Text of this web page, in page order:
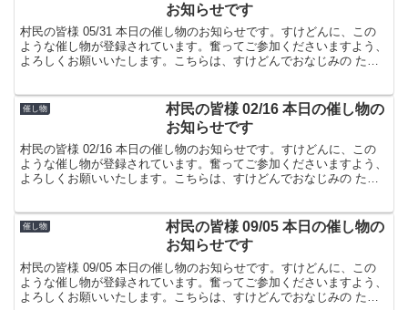
お知らせです
村民の皆様 05/31 本日の催し物のお知らせです。すけどんに、この
ような催し物が登録されています。奮ってご参加くださいますよう、
よろしくお願いいたします。こちらは、すけどんでおなじみの たま
催し物
村民の皆様 02/16 本日の催し物の
お知らせです
村民の皆様 02/16 本日の催し物のお知らせです。すけどんに、この
ような催し物が登録されています。奮ってご参加くださいますよう、
よろしくお願いいたします。こちらは、すけどんでおなじみの たま
催し物
村民の皆様 09/05 本日の催し物の
お知らせです
村民の皆様 09/05 本日の催し物のお知らせです。すけどんに、この
ような催し物が登録されています。奮ってご参加くださいますよう、
よろしくお願いいたします。こちらは、すけどんでおなじみの たま